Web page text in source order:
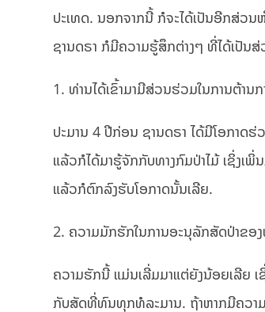
ປະເທດ. ນອກຈາກນີ້ ກໍຈະໄດ້ເປັນອີກສ່ວ
ຊານດຣາ ກໍມີຄວາມຮູ້ສຶກຕ່າງໆ ທີ່ໄດ້ເປັນ
1. ທ່ານໄດ້ເຂົ້າມາມີສ່ວນຮ່ວມໃນການຕ້າ
ປະມານ 4 ປີກ່ອນ ຊານດຣາ ໄດ້ມີໂອກາດ
ແລ້ວກໍໄດ້ມາຮູ້ຈັກກັບທາງກົມປ່າໄມ້ ເຊິ່ງເ
ແລ້ວກໍຕົກລົງຮັບໂອກາດນັ້ນເລີຍ.
2. ຄວາມມັກຮັກໃນການອະນຸລັກສັດປ່າຂອງ
ຄວາມຮັກນີ້ ແມ່ນເລີ່ມມາແຕ່ຍັງນ້ອຍເລີຍ
ກັບສັດທີ່ທົນທຸກທໍລະມານ. ຖ້າຫາກມີຄວາມ